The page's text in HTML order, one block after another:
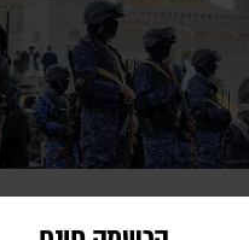
עשרות הרוגים